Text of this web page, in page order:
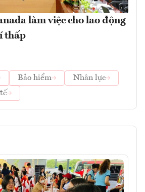
làm việc cho lao động
thấp
Bảo hiểm
Nhân lực